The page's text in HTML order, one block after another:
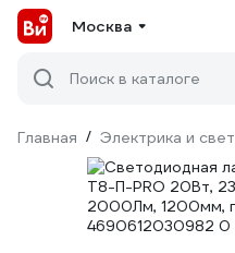
Москва
Поиск в каталоге
Главная / Электрика и свет